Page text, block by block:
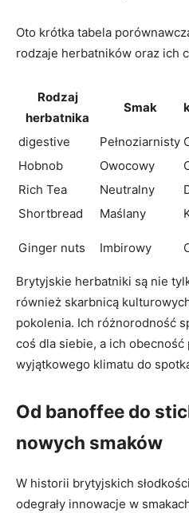
Oto krótka tabela
rodzaje herbatników oraz ich
Rodzaj
herbatnika
Smak
digestive Pełnoziarnisty
Hobnob
Owocowy
Rich Tea
Neutralny
Shortbread
Maślany
Ginger nuts Imbirowy
Brytyjskie herbatniki są nie
również skarbnicą
pokolenia. Ich różnorodność
coś dla siebie, a ich
wyjątkowego klimatu do
Od banoffee do
nowych smaków
W historii brytyjskich
odegrały innowacje w